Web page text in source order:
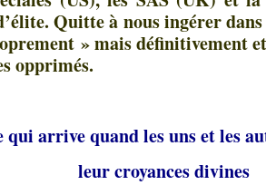
Quitte à nous ingérer
» mais définitivement
opprimés.
qui arrive quand les uns et les
leur croyances divines